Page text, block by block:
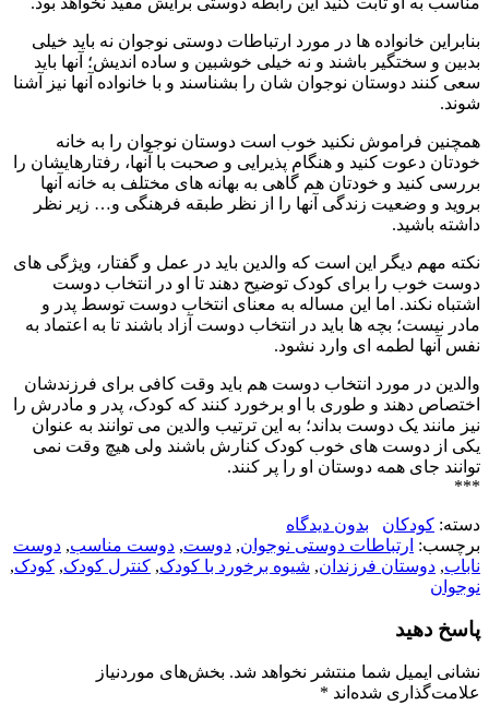
بنابراین خانواده ها در مورد ارتباطات دوستی نوجوان نه باید خیلی
بدبین و سختگیر باشند و نه خیلی خوشبین و ساده اندیش؛ آنها باید
سعی کنند دوستان نوجوان شان را بشناسند و با خانواده آنها نیز آشنا
شوند.
همچنین فراموش نکنید خوب است دوستان نوجوان را به خانه
خودتان دعوت کنید و هنگام پذیرایی و صحبت با آنها، رفتارهایشان را
بررسی کنید و خودتان هم گاهی به بهانه های مختلف به خانه آنها
بروید و وضعیت زندگی آنها را از نظر طبقه فرهنگی و… زیر نظر
داشته باشید.
نکته مهم دیگر این است که والدین باید در عمل و گفتار، ویژگی های
دوست خوب را برای کودک توضیح دهند تا او در انتخاب دوست
اشتباه نکند. اما این مساله به معنای انتخاب دوست توسط پدر و
مادر نیست؛ بچه ها باید در انتخاب دوست آزاد باشند تا به اعتماد به
نفس آنها لطمه ای وارد نشود.
والدین در مورد انتخاب دوست هم باید وقت کافی برای فرزندشان
اختصاص دهند و طوری با او برخورد کنند که کودک، پدر و مادرش را
نیز مانند یک دوست بداند؛ به این ترتیب والدین می توانند به عنوان
یکی از دوست های خوب کودک کنارش باشند ولی هیچ وقت نمی
توانند جای همه دوستان او را پر کنند.
***
دسته: کودکان
بدون دیدگاه
برچسب: ارتباطات دوستی نوجوان, دوست, دوست مناسب, دوست
ناباب, دوستان فرزندان, شیوه برخورد با کودک, کنترل کودک, کودک,
نوجوان
پاسخ دهید
نشانی ایمیل شما منتشر نخواهد شد. بخش‌های موردنیاز
علامت‌گذاری شده‌اند *